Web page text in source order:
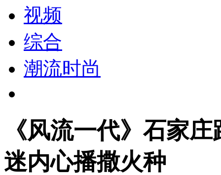
视频
综合
潮流时尚
《风流一代》石家
迷内心播撒火种